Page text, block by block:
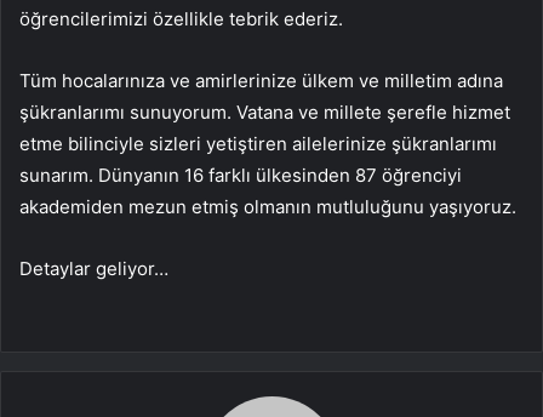
öğrencilerimizi özellikle tebrik ederiz.
Tüm hocalarınıza ve amirlerinize ülkem ve milletim adına
şükranlarımı sunuyorum. Vatana ve millete şerefle hizmet
etme bilinciyle sizleri yetiştiren ailelerinize şükranlarımı
sunarım. Dünyanın 16 farklı ülkesinden 87 öğrenciyi
akademiden mezun etmiş olmanın mutluluğunu yaşıyoruz.
Detaylar geliyor…